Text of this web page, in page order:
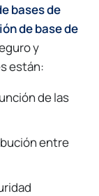
bases de
de base de
y
están:
de las
entre